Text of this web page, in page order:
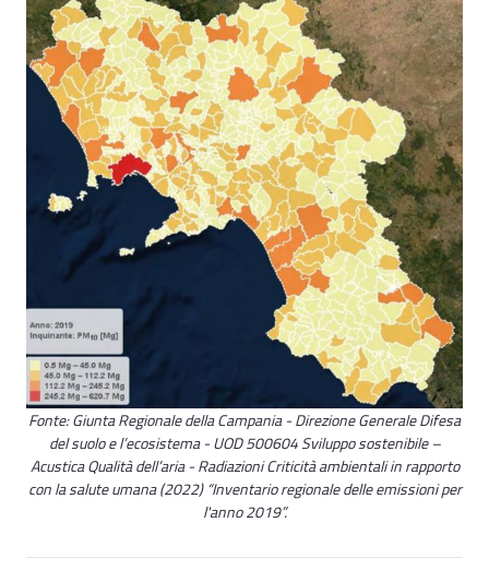
Fonte: Giunta Regionale della Campania - Direzione Generale Difesa
del suolo e l’ecosistema - UOD 500604 Sviluppo sostenibile –
Acustica Qualità dell’aria - Radiazioni Criticità ambientali in rapporto
con la salute umana (2022) “Inventario regionale delle emissioni per
l'anno 2019”.